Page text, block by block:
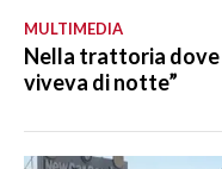
MULTIMEDIA
Nella trattoria dove
viveva di notte”